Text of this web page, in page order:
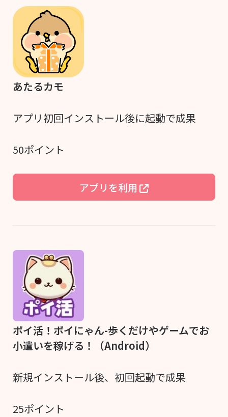
あたるカモ
アプリ初回インストール後に起動で成果
50ポイント
アプリを利用
ポイ活！ポイにゃん-歩くだけやゲームでお
小遣いを稼げる！（Android）
新規インストール後、初回起動で成果
25ポイント